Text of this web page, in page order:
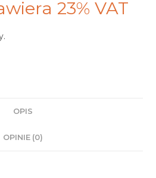
23% VAT
OPIS
OPINIE (0)